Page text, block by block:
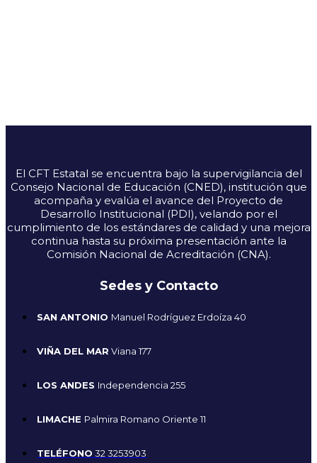
El CFT Estatal se encuentra bajo la supervigilancia del
Consejo Nacional de Educación (CNED), institución que
acompaña y evalúa el avance del Proyecto de
Desarrollo Institucional (PDI), velando por el
cumplimiento de los estándares de calidad y una mejora
continua hasta su próxima presentación ante la
Comisión Nacional de Acreditación (CNA).
Sedes y Contacto
SAN ANTONIO Manuel Rodríguez Erdoíza 40
VIÑA DEL MAR Viana 177
LOS ANDES Independencia 255
LIMACHE Palmira Romano Oriente 11
TELÉFONO 32 3253903